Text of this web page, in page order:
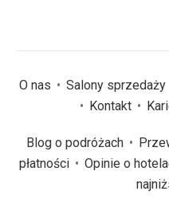
O nas Salony sprzedaży
Kontakt
Blog o podróżach
płatności
Opinie o